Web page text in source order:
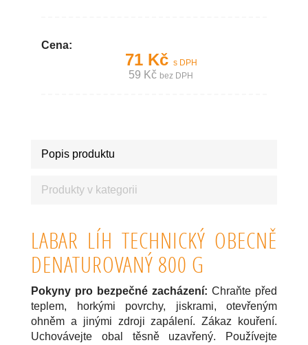
Cena:
71 Kč s DPH
59 Kč bez DPH
Popis produktu
Produkty v kategorii
LABAR LÍH TECHNICKÝ OBECNĚ
DENATUROVANÝ 800 G
Pokyny pro bezpečné zacházení: Chraňte před
teplem, horkými povrchy, jiskrami, otevřeným
ohněm a jinými zdroji zapálení. Zákaz kouření.
Uchovávejte obal těsně uzavřený. Používejte